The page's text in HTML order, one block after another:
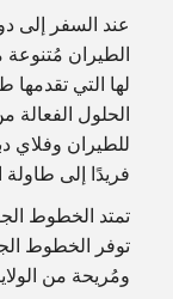
عند السفر إلى
الطيران مُتنوعة
لها التي تقدمها
الحلول الفعالة
للطيران
فريدًا إلى
تمتد الخطوط
ومُريحة من